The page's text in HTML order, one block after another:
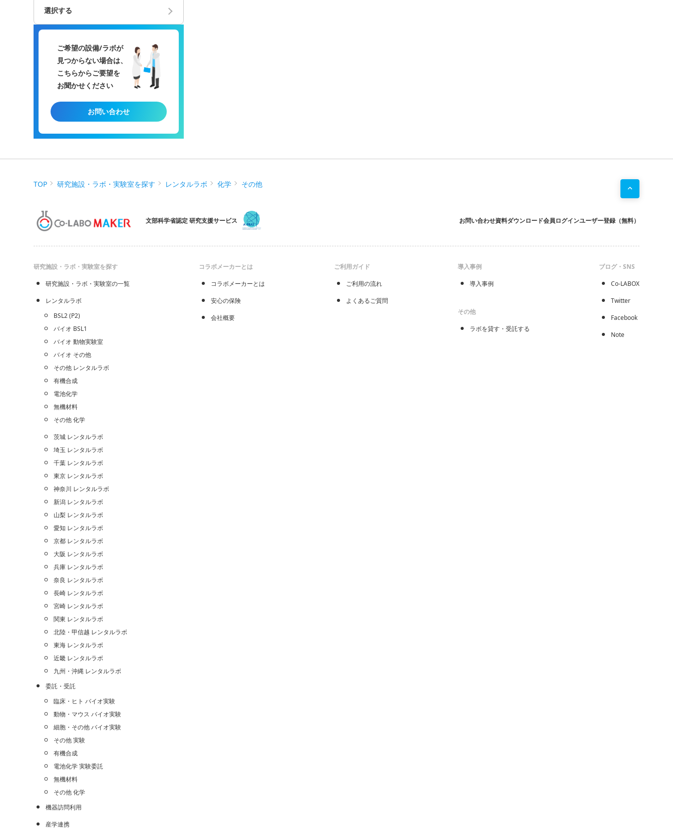
選択する
ご希望の設備/ラボが
見つからない場合は、
こちらからご要望を
お聞かせください
お問い合わせ
TOP 研究施設・ラボ・実験室を探す レンタルラボ 化学 その他
文部科学省認定 研究支援サービス お問い合わせ資料ダウンロード会員ログインユーザー登録（無料）
研究施設・ラボ・実験室を探す
研究施設・ラボ・実験室の一覧
レンタルラボ
BSL2 (P2)
バイオ BSL1
バイオ 動物実験室
バイオ その他
その他 レンタルラボ
有機合成
電池化学
無機材料
その他 化学
茨城 レンタルラボ
埼玉 レンタルラボ
千葉 レンタルラボ
東京 レンタルラボ
神奈川 レンタルラボ
新潟 レンタルラボ
山梨 レンタルラボ
愛知 レンタルラボ
京都 レンタルラボ
大阪 レンタルラボ
兵庫 レンタルラボ
奈良 レンタルラボ
長崎 レンタルラボ
宮崎 レンタルラボ
関東 レンタルラボ
北陸・甲信越 レンタルラボ
東海 レンタルラボ
近畿 レンタルラボ
九州・沖縄 レンタルラボ
委託・受託
臨床・ヒト バイオ実験
動物・マウス バイオ実験
細胞・その他 バイオ実験
その他 実験
有機合成
電池化学 実験委託
無機材料
その他 化学
機器訪問利用
産学連携
コラボメーカーとは
コラボメーカーとは
安心の保険
会社概要
ご利用ガイド
ご利用の流れ
よくあるご質問
導入事例
導入事例
その他
ラボを貸す・受託する
ブログ・SNS
Co-LABOX
Twitter
Facebook
Note